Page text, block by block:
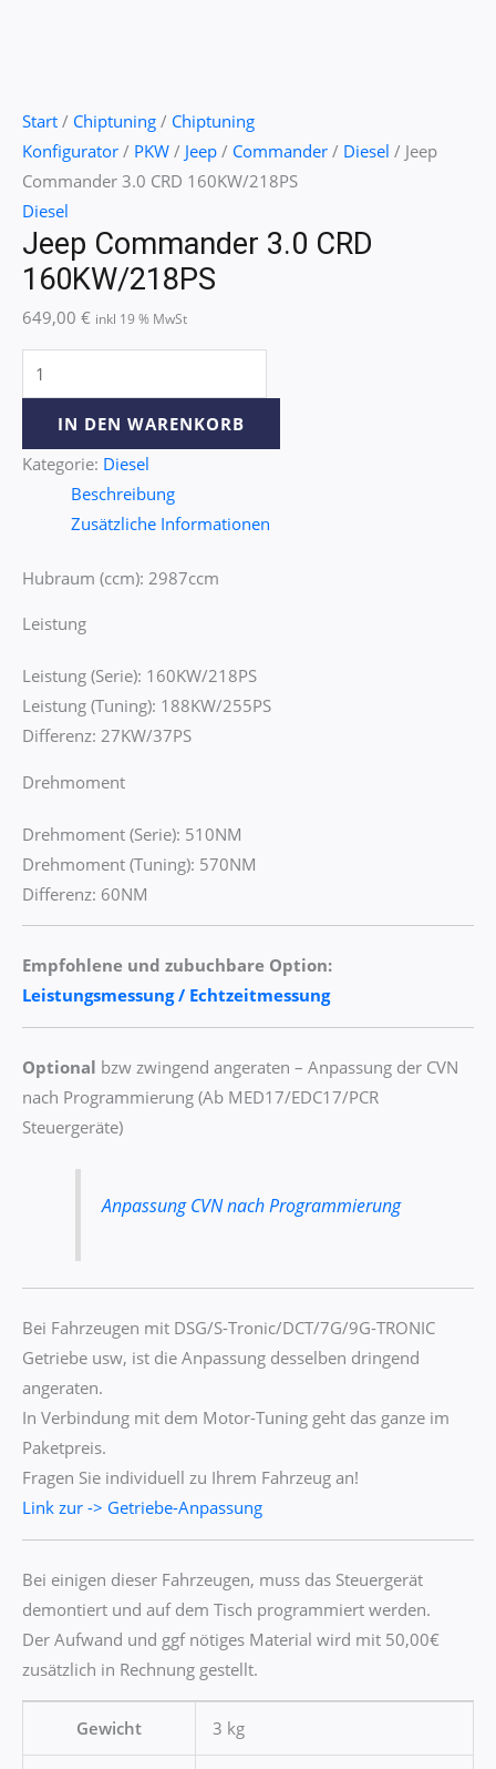
Start / Chiptuning / Chiptuning
Konfigurator / PKW / Jeep / Commander / Diesel / Jeep
Commander 3.0 CRD 160KW/218PS
Diesel
Jeep Commander 3.0 CRD
160KW/218PS
649,00 € inkl 19 % MwSt
IN DEN WARENKORB
Kategorie: Diesel
Beschreibung
Zusätzliche Informationen
Hubraum (ccm): 2987ccm
Leistung
Leistung (Serie): 160KW/218PS
Leistung (Tuning): 188KW/255PS
Differenz: 27KW/37PS
Drehmoment
Drehmoment (Serie): 510NM
Drehmoment (Tuning): 570NM
Differenz: 60NM
Empfohlene und zubuchbare Option:
Leistungsmessung / Echtzeitmessung
Optional bzw zwingend angeraten – Anpassung der CVN
nach Programmierung (Ab MED17/EDC17/PCR
Steuergeräte)
Anpassung CVN nach Programmierung
Bei Fahrzeugen mit DSG/S-Tronic/DCT/7G/9G-TRONIC
Getriebe usw, ist die Anpassung desselben dringend
angeraten.
In Verbindung mit dem Motor-Tuning geht das ganze im
Paketpreis.
Fragen Sie individuell zu Ihrem Fahrzeug an!
Link zur -> Getriebe-Anpassung
Bei einigen dieser Fahrzeugen, muss das Steuergerät
demontiert und auf dem Tisch programmiert werden.
Der Aufwand und ggf nötiges Material wird mit 50,00€
zusätzlich in Rechnung gestellt.
Gewicht 3 kg